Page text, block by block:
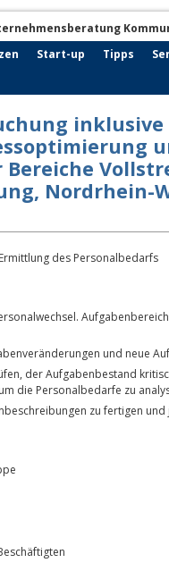
Start-up Tipps
inklusive
Nordrhein-
und neue
der Aufgabenbestand
die Personalbedarfe zu
zu fertigen